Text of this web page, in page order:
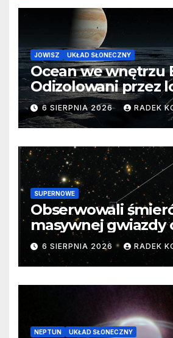
JOWISZ UKŁAD SŁONECZNY
Ocean we wnętrzu
Odizolowani przez
barierę
6 SIERPNIA 2026 RADEK
SUPERNOWE
Obserwowali
masywnej gwiazdy
samego początku.
cenne dane
6 SIERPNIA 2026 RADEK
NEPTUN UKŁAD SŁONECZNY